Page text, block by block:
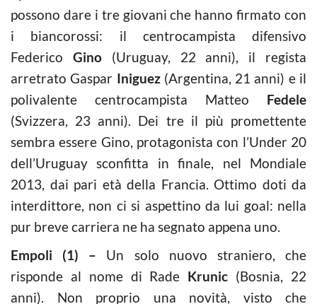
possono dare i tre giovani che hanno firmato con
i biancorossi: il centrocampista difensivo
Federico Gino(Uruguay, 22 anni), il regista
arretrato Gaspar Iniguez(Argentina, 21 anni) e il
polivalente centrocampista Matteo Fedele
(Svizzera, 23 anni). Dei tre il più promettente
sembra essere Gino, protagonista con l’Under 20
dell’Uruguay sconfitta in finale, nel Mondiale
2013, dai pari età della Francia. Ottimo doti da
interdittore, non ci si aspettino da lui goal: nella
pur breve carriera ne ha segnato appena uno.
Empoli (1) – Un solo nuovo straniero, che
risponde al nome di Rade Krunic (Bosnia, 22
anni). Non proprio una novità, visto che